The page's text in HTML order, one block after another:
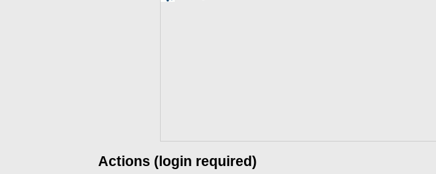
Actions (login required)